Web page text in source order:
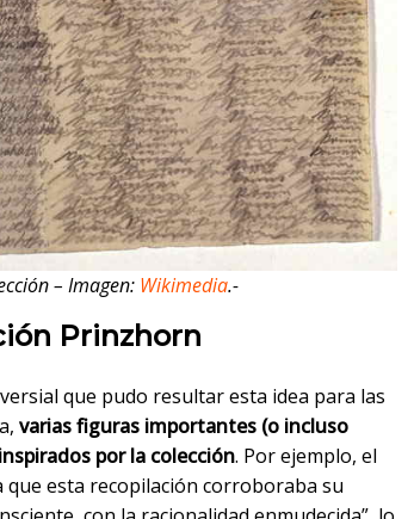
– Imagen: Wikimedia.-
Prinzhorn
que pudo resultar esta idea para las
varias figuras importantes (o incluso
por la colección. Por ejemplo, el
esta recopilación corroboraba su